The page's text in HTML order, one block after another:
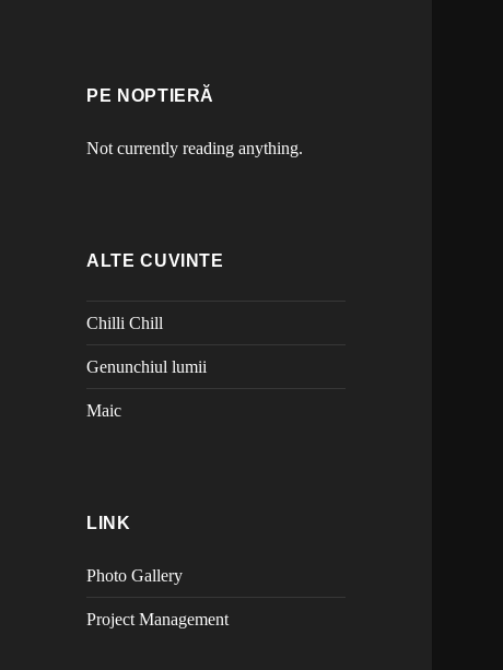
PE NOPTIERĂ
Not currently reading anything.
ALTE CUVINTE
Chilli Chill
Genunchiul lumii
Maic
LINK
Photo Gallery
Project Management